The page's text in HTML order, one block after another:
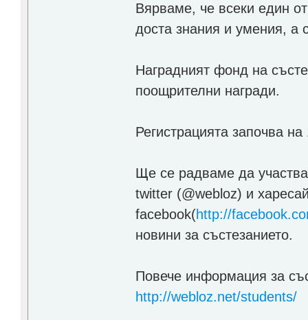
Вярваме, че всеки един
доста знания и умения, а
Нагрaдният фонд на
поощрителни награди.
Регистрацията започва
Ще се радваме да
twitter (@webloz) и
facebook(http://
новини за състезанието.
Повече информация за
http://webloz.net/students/